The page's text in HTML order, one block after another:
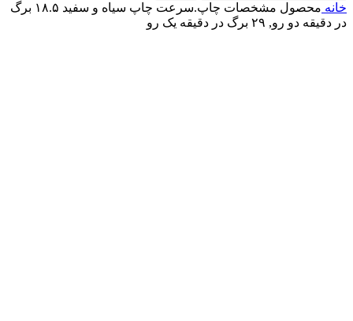
خانه محصول مشخصات چاپ.سرعت چاپ سیاه و سفید
۱۸.۵ برگ
در دقیقه دو رو, ۲۹ برگ در دقیقه یک رو